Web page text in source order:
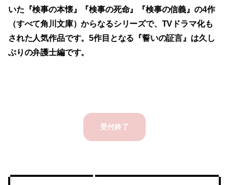
いた『検事の本懐』『検事の死命』『検事の信義』の4作
（すべて角川文庫）からなるシリーズで、TVドラマ化も
された人気作品です。5作目となる『誓いの証言』は久し
ぶりの弁護士編です。
受付終了